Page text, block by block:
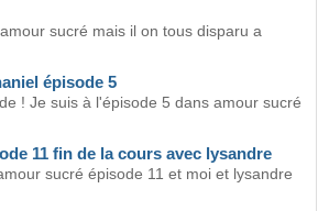
sucré mais il on tous disparu a
épisode 5
! Je suis à l'épisode 5 dans amour sucré
11 fin de la cours avec lysandre
sucré épisode 11 et moi et lysandre